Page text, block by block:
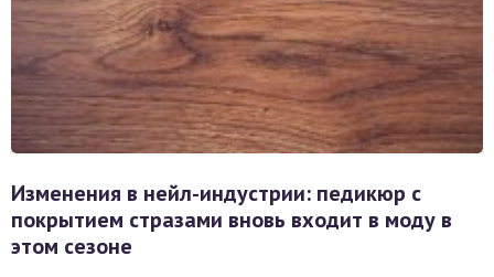
Изменения в нейл-индустрии: педикюр с
покрытием стразами вновь входит в моду в
этом сезоне